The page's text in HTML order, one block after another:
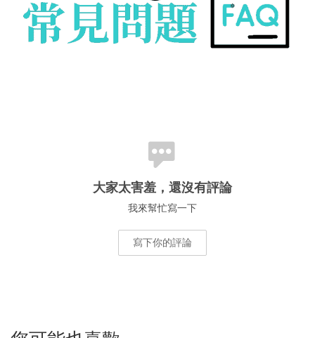
大家太害羞，還沒有評論
我來幫忙寫一下
寫下你的評論